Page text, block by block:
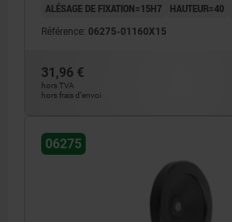
ALÉSAGE DE FIXATION=15H7
HAUTEUR=40
Référence: 06275-01160X15
31,96 €
hors TVA
hors frais d’envoi
06275